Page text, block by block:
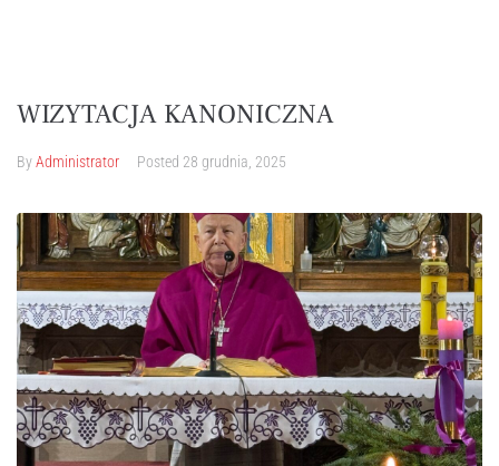
WIZYTACJA KANONICZNA
ByAdministrator Posted 28 grudnia, 2025